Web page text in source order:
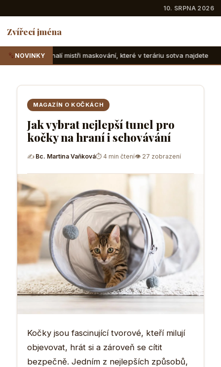
10. SRPNA 2026
Zvířecí jména
NOVINKY
maskování, které v teráriu sotva najdete
MAGAZÍN O KOČKÁCH
Jak vybrat nejlepší tunel pro
kočky na hraní i schovávání
✍ Bc. Martina Vaňková⏱ 4 min čtení👁 27 zobrazení
Kočky jsou fascinující tvorové, kteří milují
objevovat, hrát si a zároveň se cítit
bezpečně. Jedním z nejlepších způsobů,